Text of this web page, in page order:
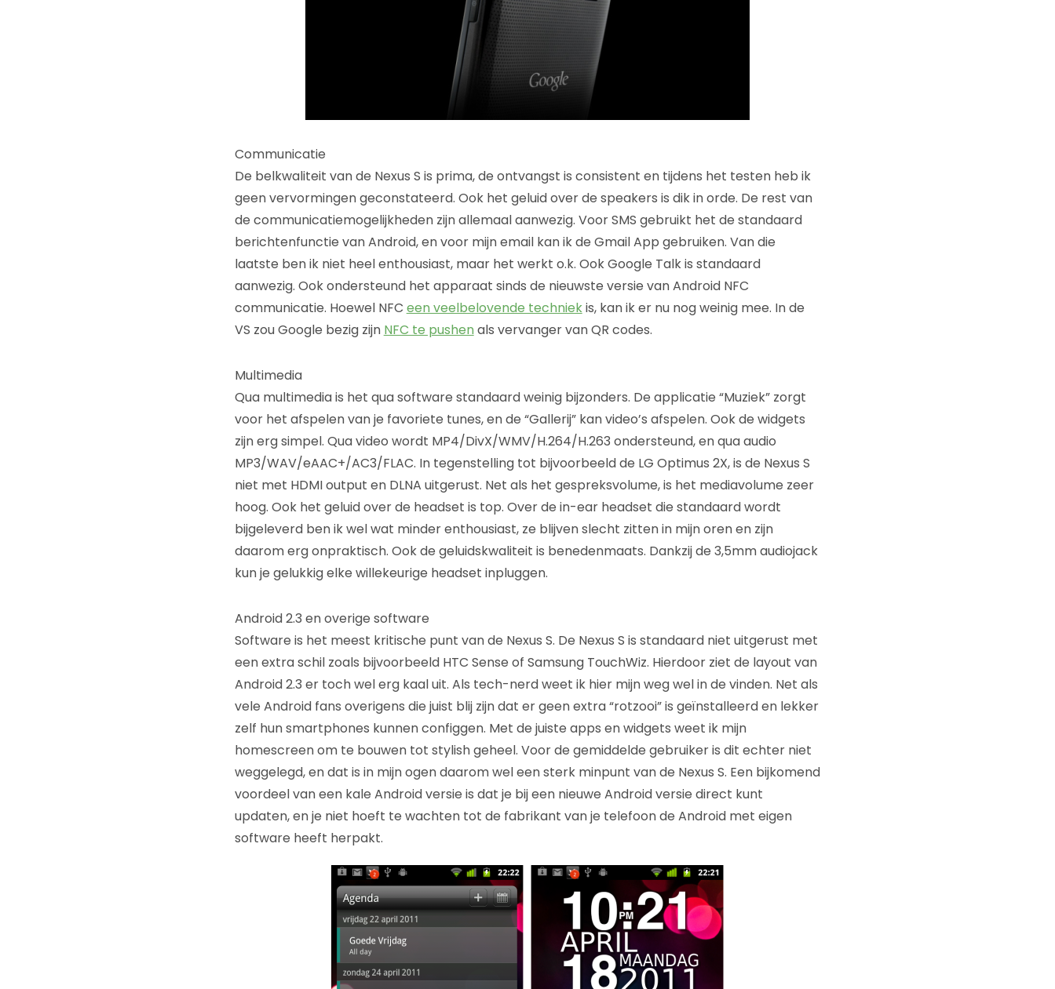
Communicatie
De belkwaliteit van de Nexus S is prima, de ontvangst is consistent en tijdens het testen heb ik
geen vervormingen geconstateerd. Ook het geluid over de speakers is dik in orde. De rest van
de communicatiemogelijkheden zijn allemaal aanwezig. Voor SMS gebruikt het de standaard
berichtenfunctie van Android, en voor mijn email kan ik de Gmail App gebruiken. Van die
laatste ben ik niet heel enthousiast, maar het werkt o.k. Ook Google Talk is standaard
aanwezig. Ook ondersteund het apparaat sinds de nieuwste versie van Android NFC
communicatie. Hoewel NFC een veelbelovende techniekis, kan ik er nu nog weinig mee. In de
VS zou Google bezig zijn NFC te pushen als vervanger van QR codes.
Multimedia
Qua multimedia is het qua software standaard weinig bijzonders. De applicatie “Muziek” zorgt
voor het afspelen van je favoriete tunes, en de “Gallerij” kan video’s afspelen. Ook de widgets
zijn erg simpel. Qua video wordt MP4/DivX/WMV/H.264/H.263 ondersteund, en qua audio
MP3/WAV/eAAC+/AC3/FLAC. In tegenstelling tot bijvoorbeeld de LG Optimus 2X, is de Nexus S
niet met HDMI output en DLNA uitgerust. Net als het gespreksvolume, is het mediavolume zeer
hoog. Ook het geluid over de headset is top. Over de in-ear headset die standaard wordt
bijgeleverd ben ik wel wat minder enthousiast, ze blijven slecht zitten in mijn oren en zijn
daarom erg onpraktisch. Ook de geluidskwaliteit is benedenmaats. Dankzij de 3,5mm audiojack
kun je gelukkig elke willekeurige headset inpluggen.
Android 2.3 en overige software
Software is het meest kritische punt van de Nexus S. De Nexus S is standaard niet uitgerust met
een extra schil zoals bijvoorbeeld HTC Sense of Samsung TouchWiz. Hierdoor ziet de layout van
Android 2.3 er toch wel erg kaal uit. Als tech-nerd weet ik hier mijn weg wel in de vinden. Net als
vele Android fans overigens die juist blij zijn dat er geen extra “rotzooi” is geïnstalleerd en lekker
zelf hun smartphones kunnen configgen. Met de juiste apps en widgets weet ik mijn
homescreen om te bouwen tot stylish geheel. Voor de gemiddelde gebruiker is dit echter niet
weggelegd, en dat is in mijn ogen daarom wel een sterk minpunt van de Nexus S. Een bijkomend
voordeel van een kale Android versie is dat je bij een nieuwe Android versie direct kunt
updaten, en je niet hoeft te wachten tot de fabrikant van je telefoon de Android met eigen
software heeft herpakt.